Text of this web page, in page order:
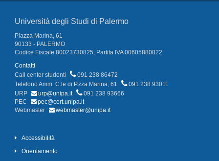
Università degli Studi di Palermo
Piazza Marina, 61
90133 - PALERMO
Codice Fiscale 80023730825, Partita IVA 00605880822
Contatti
Call center studenti
091 238 86472
Telefono Amm. C.le di P.zza Marina, 61
091 238 93011
URP
urp@unipa.it
091 238 93666
PEC
pec@cert.unipa.it
Webmaster
webmaster@unipa.it
Accessibilità
Orientamento